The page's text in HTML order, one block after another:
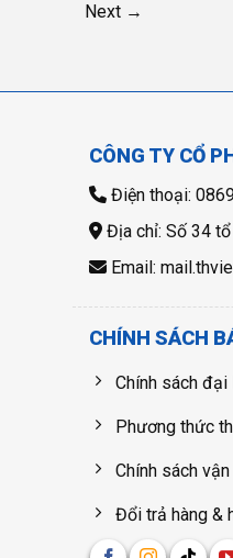
Next →
CÔNG TY CỔ
Điện thoại:
Địa chỉ: Số 34 tổ
Email:
CHÍNH SÁCH
Chính sách đại
Phương thức
Chính sách
Đổi trả hàng &